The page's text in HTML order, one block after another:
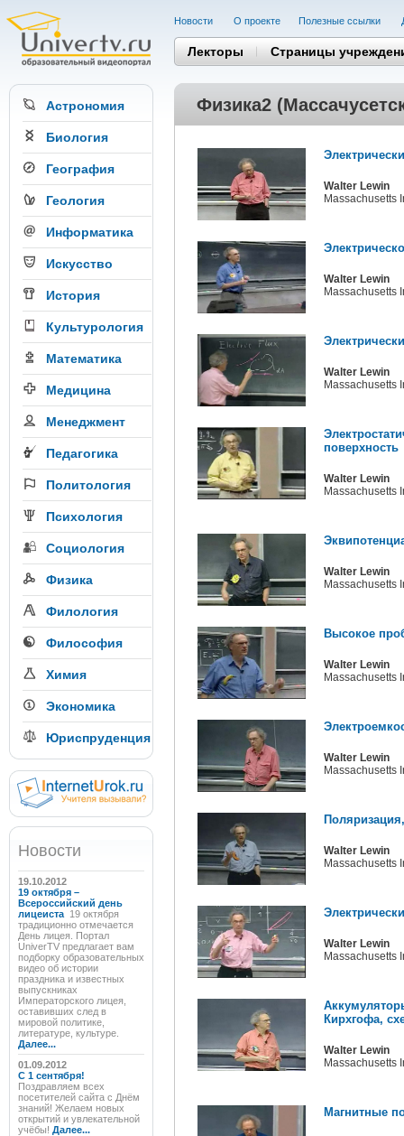
Астрономия
Биология
География
Геология
Информатика
Искусство
История
Культурология
Математика
Медицина
Менеджмент
Педагогика
Политология
Психология
Социология
Физика
Филология
Философия
Химия
Экономика
Юриспруденция
Новости
19.10.2012
19 октября –
Всероссийский день
лицеиста 19 октября
традиционно отмечается
День лицея. Портал
UniverTV предлагает вам
подборку образовательных
видео об истории
праздника и известных
выпускниках
Императорского лицея,
оставивших след в
мировой политике,
литературе, культуре.
Далее...
01.09.2012
C 1 сентября!
Поздравляем всех
посетителей сайта с Днём
знаний! Желаем новых
открытий и увлекательной
учёбы! Далее...
Новости О проекте Полезные cсылки
Лекторы Страницы
Физика2
Walter Lewin
Massachusetts
Walter Lewin
Massachusetts
Walter Lewin
Massachusetts
поверхность
Walter Lewin
Massachusetts
Walter Lewin
Massachusetts
Высокое
Walter Lewin
Massachusetts
Walter Lewin
Massachusetts
Walter Lewin
Massachusetts
Walter Lewin
Massachusetts
Кирхгофа,
Walter Lewin
Massachusetts
Магнитные